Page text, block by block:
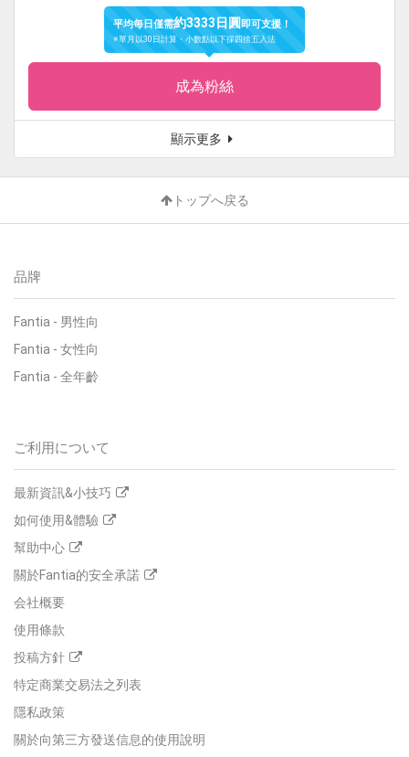
平均每日僅需約3333日圓即可支援！
※單月以30日計算・小數點以下採四捨五入法
成為粉絲
顯示更多
トップへ戻る
品牌
Fantia - 男性向
Fantia - 女性向
Fantia - 全年齡
ご利用について
最新資訊&小技巧
如何使用&體驗
幫助中心
關於Fantia的安全承諾
会社概要
使用條款
投稿方針
特定商業交易法之列表
隱私政策
關於向第三方發送信息的使用說明